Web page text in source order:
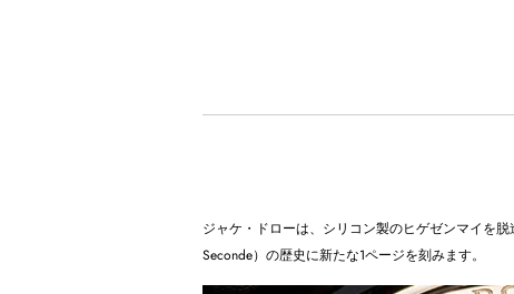
ジャケ・ドローは、シリコン製のヒゲゼンマイを
Seconde）の歴史に新たな1ページを刻みます。